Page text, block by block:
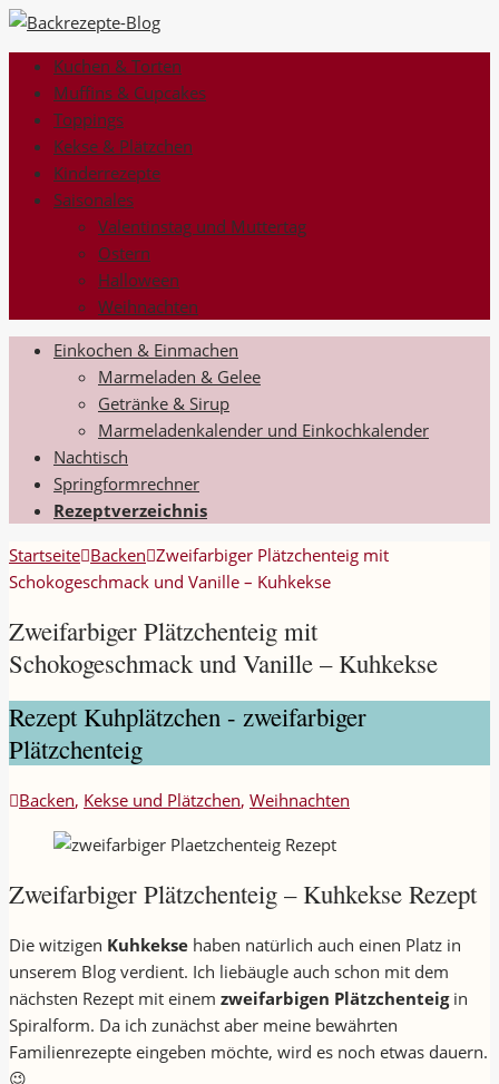
Kuchen & Torten
Muffins & Cupcakes
Toppings
Kekse & Plätzchen
Kinderrezepte
Saisonales
Valentinstag und Muttertag
Ostern
Halloween
Weihnachten
Einkochen & Einmachen
Marmeladen & Gelee
Getränke & Sirup
Marmeladenkalender und Einkochkalender
Nachtisch
Springformrechner
Rezeptverzeichnis
Startseite Backen Zweifarbiger Plätzchenteig mit
Schokogeschmack und Vanille – Kuhkekse
Zweifarbiger Plätzchenteig mit
Schokogeschmack und Vanille – Kuhkekse
Rezept Kuhplätzchen - zweifarbiger
Plätzchenteig
Backen, Kekse und Plätzchen, Weihnachten
Zweifarbiger Plätzchenteig – Kuhkekse Rezept
Die witzigen Kuhkekse haben natürlich auch einen Platz in
unserem Blog verdient. Ich liebäugle auch schon mit dem
nächsten Rezept mit einem zweifarbigen Plätzchenteigin
Spiralform. Da ich zunächst aber meine bewährten
Familienrezepte eingeben möchte, wird es noch etwas dauern.
😉